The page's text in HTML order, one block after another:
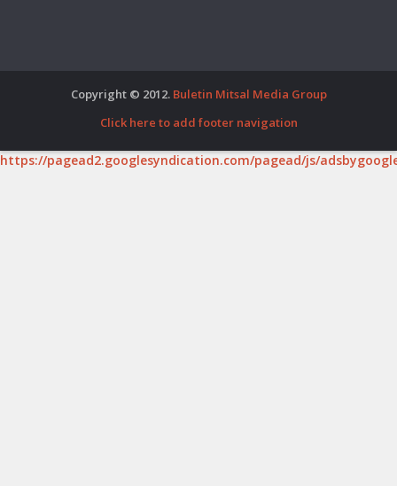
Copyright © 2012. Buletin Mitsal Media Group
Click here to add footer navigation
https://pagead2.googlesyndication.com/pagead/js/